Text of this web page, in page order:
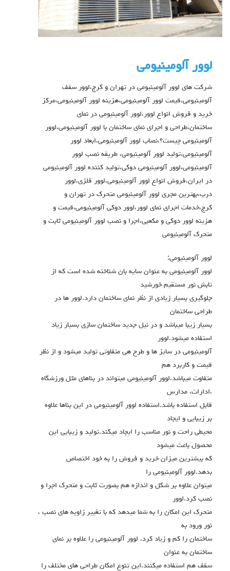
لوور آلومینیومی
شرکت های لوور آلومینیومی در تهران و کرج،لوور سقف
آلومینیومی،قیمت لوور آلومینیومی،هزینه لوور آلومینیومی،مرکز
خرید و فروش انواع لوور،لوور آلومینیومی در نمای
ساختمان،طراحی و اجرای نمای ساختمان با لوور آلومینیومی،لوور
آلومینیومی چیست؟،نصاب لوور آلومینیومی،ابعاد لوور
آلومینیومی،تولید لوور آلومینیومی، طریقه نصب لوور
آلومینیومی،لوور آلومینیومی دوکی،تولید کننده لوور آلومینیومی
در ایران،فروش انواع لوور آلومینیومی،لوور فلزی،لوور
درب،بهترین مجری لوور آلومینیومی متحرک در تهران و
کرج،خدمات اجرای نمای لوور،لوور دوکی آلومینیومی،قیمت و
هزینه لوور دوکی و مکعبی،اجرا و نصب لوور آلومینیومی ثابت و
متحرک آلومینیومی
لوور آلومینیومی:
لوور آلومینیومی به عنوان سایه بان شناخته شده است که از
تابش نور مستقیم خورشید
جلوگیری بسیار زیادی از نظر نمای ساختمان دارد.لوور ها در
طراحی ساختمان
بسیار زیبا میباشد و در نیل جدید ساختمان سازی بسیار زیاد
استفاده میشود.لوور
آلومینیومی در سایز ها و طرح هی متفاوتی تولید میشود و از نظر
قیمت و کاربرد هم
متفاوت میباشد.لوور آلومینیومی میتواند در بناهای مثل ورزشگاه
،ادارات، مدارس
قابل استفاده باشد.استفاده لوور آلومینیومی در این بناها علاوه
بر زیبایی و ایجاد
محیطی راحت و نور مناسب را ایجاد میکند.تولید و زیبایی این
محصول باعث میشود
که بیشترین میزان خرید و فروش را به خود اختصاص
بدهد.لوور آلومینیومی را
میتوان علاوه بر شکل و اندازه هم بصورت ثابت و متحرک اجرا و
نصب کرد.لوور
متحرک این امکان را به شما میدهد که با تغییر زاویه های نصب ،
نور ورود به
ساختمان را کم و زیاد کرد. لوور آلومینیومی را علاوه بر نمای
ساختمان به عنوان
سقف هم استفاده میکنند.این تنوع امکان طراحی های مختلف را